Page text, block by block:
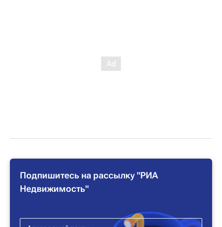
Подпишитесь на рассылку "РИА
Недвижимость"